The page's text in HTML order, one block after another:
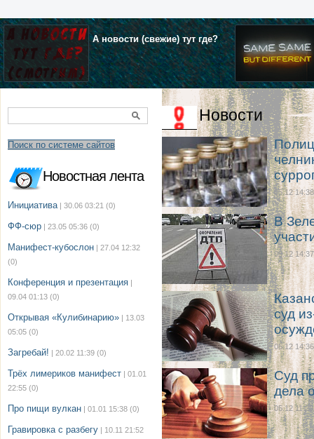
А новости (свежие) тут где?
Поиск по системе сайтов
Новостная лента
Инициатива | 30.06 03:21 (0)
ФФ-сюр | 23.05 05:36 (0)
Манифест-кубослон | 27.04 12:32
(0)
Конференция и презентация |
09.04 01:13 (0)
Открывая «Кулибинарию» | 13.03
05:05 (0)
Загребай! | 20.02 11:39 (0)
Трёх лимериков манифест | 01.01
22:55 (0)
Про пищи вулкан | 01.01 15:38 (0)
Гравировка с разбегу | 10.11 21:52
Новости
05.12 14:38
В
05.12 14:37
суд
05.12 14:36
Суд
дела
05.12 11:28